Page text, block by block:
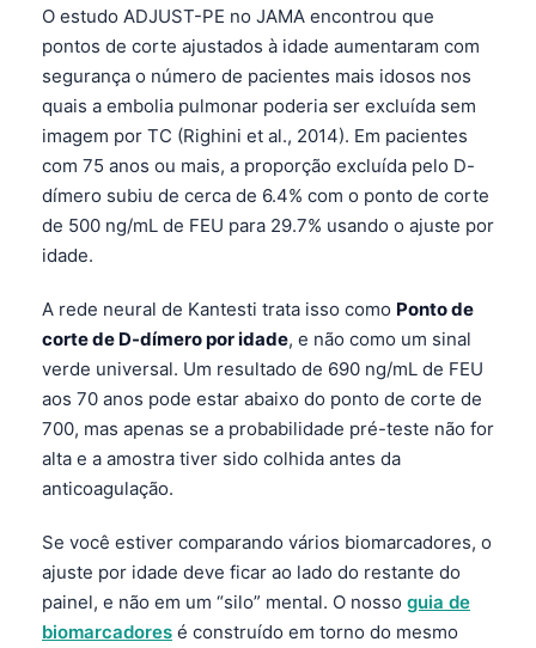
O estudo ADJUST-PE no JAMA encontrou que
pontos de corte ajustados à idade aumentaram com
segurança o número de pacientes mais idosos nos
quais a embolia pulmonar poderia ser excluída sem
imagem por TC (Righini et al., 2014). Em pacientes
com 75 anos ou mais, a proporção excluída pelo D-
dímero subiu de cerca de 6.4% com o ponto de corte
de 500 ng/mL de FEU para 29.7% usando o ajuste por
idade.
A rede neural de Kantesti trata isso como Ponto de
corte de D-dímero por idade, e não como um sinal
verde universal. Um resultado de 690 ng/mL de FEU
aos 70 anos pode estar abaixo do ponto de corte de
700, mas apenas se a probabilidade pré-teste não for
alta e a amostra tiver sido colhida antes da
anticoagulação.
Se você estiver comparando vários biomarcadores, o
ajuste por idade deve ficar ao lado do restante do
painel, e não em um “silo” mental. O nosso guia de
biomarcadores é construído em torno do mesmo